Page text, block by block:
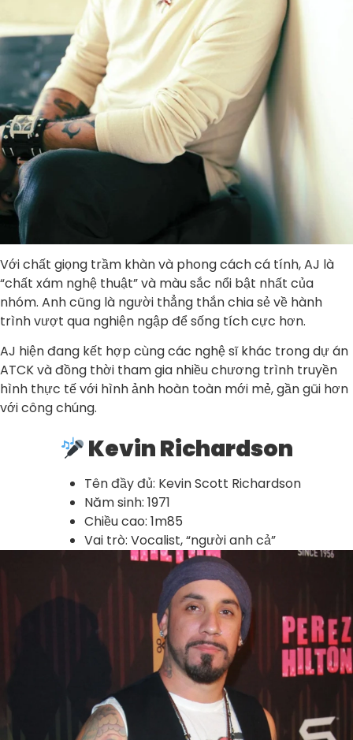
Với chất giọng trầm khàn và phong cách cá tính, AJ là
“chất xám nghệ thuật” và màu sắc nổi bật nhất của
nhóm. Anh cũng là người thẳng thắn chia sẻ về hành
trình vượt qua nghiện ngập để sống tích cực hơn.
AJ hiện đang kết hợp cùng các nghệ sĩ khác trong dự án
ATCK và đồng thời tham gia nhiều chương trình truyền
hình thực tế với hình ảnh hoàn toàn mới mẻ, gần gũi hơn
với công chúng.
Kevin Richardson
Tên đầy đủ: Kevin Scott Richardson
Năm sinh: 1971
Chiều cao: 1m85
Vai trò: Vocalist, “người anh cả”